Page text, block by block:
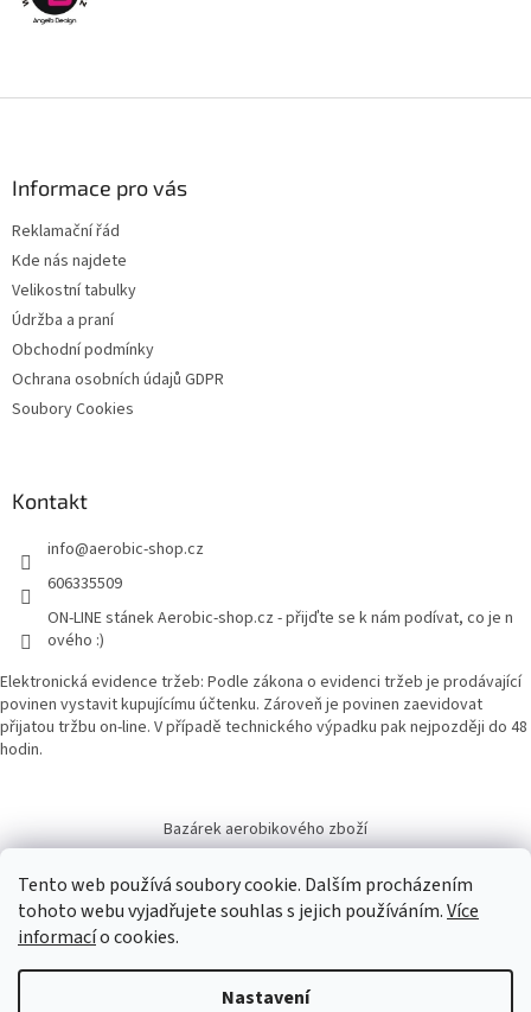
Tento web používá soubory cookie. Dalším procházením
tohoto webu vyjadřujete souhlas s jejich používáním.Více
informacío cookies.
Nastavení
Informace pro vás
Reklamační řád
Kde nás najdete
Velikostní tabulky
Údržba a praní
Obchodní podmínky
Ochrana osobních údajů GDPR
Soubory Cookies
Kontakt
info@aerobic-shop.cz
606335509
ON-LINE stánek Aerobic-shop.cz - přijďte se k nám podívat, co je n
ového :)
Elektronická evidence tržeb: Podle zákona o evidenci tržeb je prodávající
povinen vystavit kupujícímu účtenku. Zároveň je povinen zaevidovat
přijatou tržbu on-line. V případě technického výpadku pak nejpozději do 48
hodin.
Bazárek aerobikového zboží